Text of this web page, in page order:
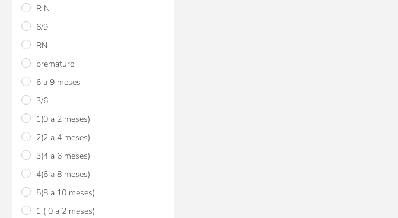
R N
6/9
RN
prematuro
6 a 9 meses
3/6
1(0 a 2 meses)
2(2 a 4 meses)
3(4 a 6 meses)
4(6 a 8 meses)
5(8 a 10 meses)
1 ( 0 a 2 meses)